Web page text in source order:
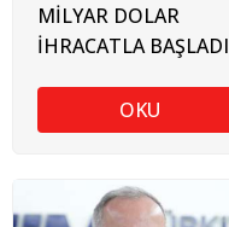
MİLYAR DOLAR
İHRACATLA BAŞLADI
OKU